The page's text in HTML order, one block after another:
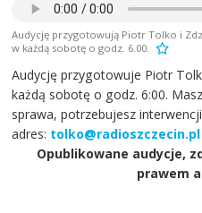
Audycję przygotowują Piotr Tolko i
w każdą sobotę o godz. 6.00.
Audycję przygotowuje Piotr
każdą sobotę o godz. 6:00.
sprawa, potrzebujesz
adres: tolko@radioszczecin.pl
Opublikowane audycje,
prawem